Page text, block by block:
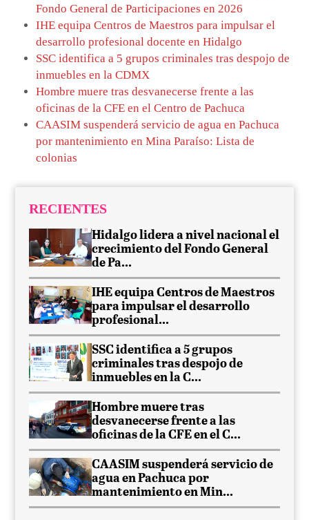
Fondo General de Participaciones en 2026
IHE equipa Centros de Maestros para impulsar el
desarrollo profesional docente en Hidalgo
SSC identifica a 5 grupos criminales tras despojo de
inmuebles en la CDMX
Hombre muere tras desvanecerse frente a las
oficinas de la CFE en el Centro de Pachuca
CAASIM suspenderá servicio de agua en Pachuca
por mantenimiento en Mina Paraíso: Lista de
colonias
RECIENTES
Hidalgo lidera a nivel nacional el
crecimiento del Fondo General
de Pa...
IHE equipa Centros de Maestros
para impulsar el desarrollo
profesional...
SSC identifica a 5 grupos
criminales tras despojo de
inmuebles en la C...
Hombre muere tras
desvanecerse frente a las
oficinas de la CFE en el C...
CAASIM suspenderá servicio de
agua en Pachuca por
mantenimiento en Min...